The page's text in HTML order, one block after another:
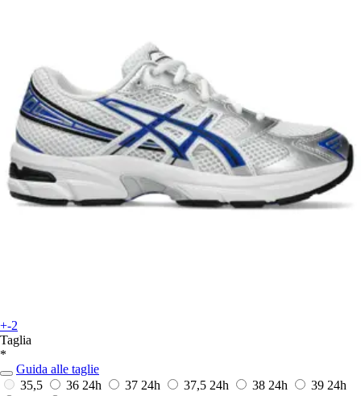
+-2
Taglia
*
Guida alle taglie
35,5
36 24h 37 24h 37,5 24h 38 24h 39 24h